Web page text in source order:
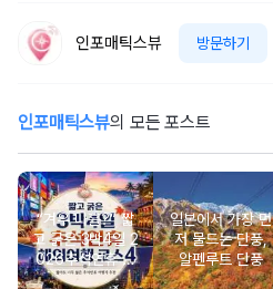
인포매틱스뷰 방문하기
인포매틱스뷰의 모든 포스트
“겨우 나흘?” 짧
고 굵은 3박4일 2
026추석연휴 해
외여행 코스 모음.
일본에서 가장 먼
저 물드는 단풍,
알펜루트 단풍